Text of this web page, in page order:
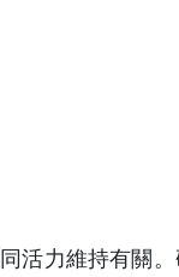
活力維持有關